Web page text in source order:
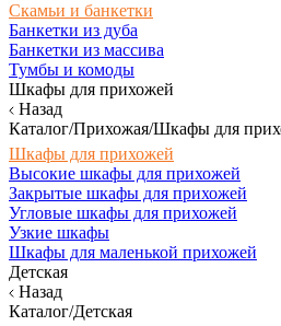
Скамьи и банкетки
Банкетки из дуба
Банкетки из массива
Тумбы и комоды
Шкафы для прихожей
Назад
Каталог/Прихожая/Шкафы для
Шкафы для прихожей
Высокие шкафы для прихожей
Закрытые шкафы для прихожей
Угловые шкафы для прихожей
Узкие шкафы
Шкафы для маленькой прихожей
Детская
Назад
Каталог/Детская